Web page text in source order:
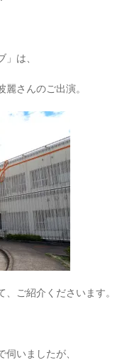
は、
麗さんのご出演。
ご紹介くださいます。
いましたが、